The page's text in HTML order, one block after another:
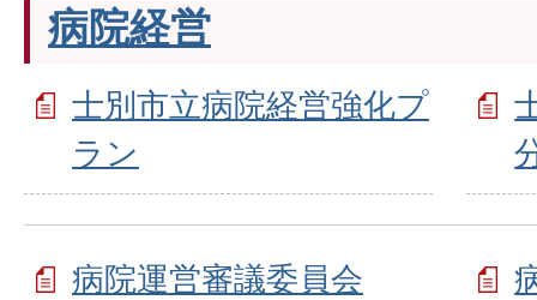
病院経営
士別市立病院経営強化プ
ラン
病院運営審議委員会